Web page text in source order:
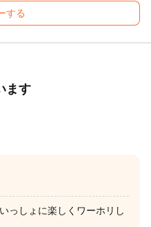
する
ます
っしょに楽しくワーホリし